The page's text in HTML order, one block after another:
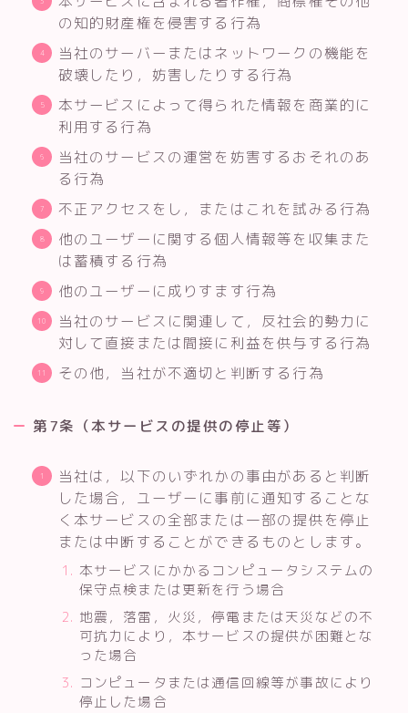
の知的財産権を侵害する行為
当社のサーバーまたはネットワークの機能を
破壊したり，妨害したりする行為
本サービスによって得られた情報を商業的に
利用する行為
当社のサービスの運営を妨害するおそれのあ
る行為
不正アクセスをし，またはこれを試みる行為
他のユーザーに関する個人情報等を収集また
は蓄積する行為
他のユーザーに成りすます行為
当社のサービスに関連して，反社会的勢力に
対して直接または間接に利益を供与する行為
その他，当社が不適切と判断する行為
第7条（本サービスの提供の停止等）
当社は，以下のいずれかの事由があると判断
した場合，ユーザーに事前に通知することな
く本サービスの全部または一部の提供を停止
または中断することができるものとします。
本サービスにかかるコンピュータシステムの
保守点検または更新を行う場合
地震，落雷，火災，停電または天災などの不
可抗力により，本サービスの提供が困難とな
った場合
コンピュータまたは通信回線等が事故により
停止した場合